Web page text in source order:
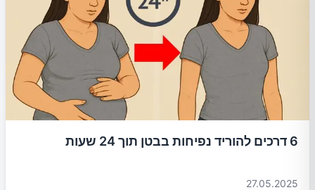
6 דרכים להוריד נפיחות בבטן תוך 24 שעות
27.05.2025